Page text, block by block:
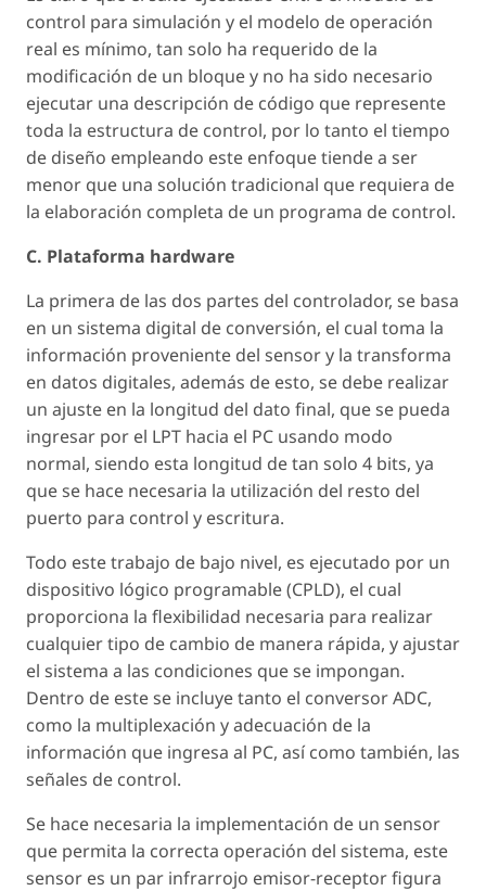
control para simulación y el modelo de operación
real es mínimo, tan solo ha requerido de la
modificación de un bloque y no ha sido necesario
ejecutar una descripción de código que represente
toda la estructura de control, por lo tanto el tiempo
de diseño empleando este enfoque tiende a ser
menor que una solución tradicional que requiera de
la elaboración completa de un programa de control.
C. Plataforma hardware
La primera de las dos partes del controlador, se basa
en un sistema digital de conversión, el cual toma la
información proveniente del sensor y la transforma
en datos digitales, además de esto, se debe realizar
un ajuste en la longitud del dato final, que se pueda
ingresar por el LPT hacia el PC usando modo
normal, siendo esta longitud de tan solo 4 bits, ya
que se hace necesaria la utilización del resto del
puerto para control y escritura.
Todo este trabajo de bajo nivel, es ejecutado por un
dispositivo lógico programable (CPLD), el cual
proporciona la flexibilidad necesaria para realizar
cualquier tipo de cambio de manera rápida, y ajustar
el sistema a las condiciones que se impongan.
Dentro de este se incluye tanto el conversor ADC,
como la multiplexación y adecuación de la
información que ingresa al PC, así como también, las
señales de control.
Se hace necesaria la implementación de un sensor
que permita la correcta operación del sistema, este
sensor es un par infrarrojo emisor-receptor figura